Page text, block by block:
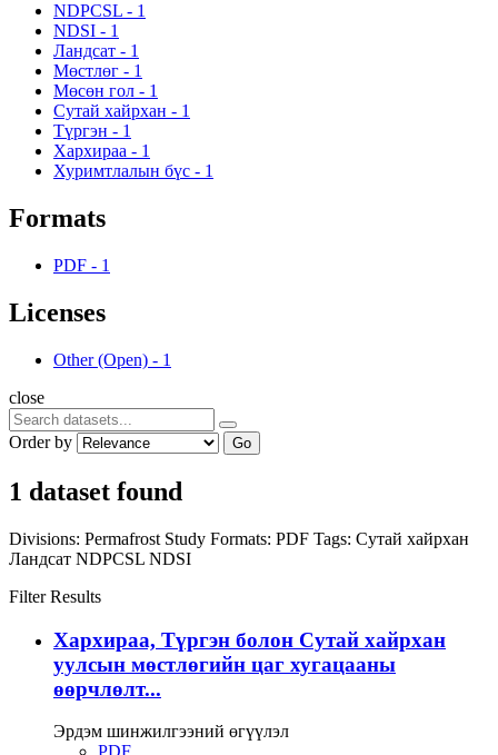
NDPCSL - 1
NDSI - 1
Ландсат - 1
Мөстлөг - 1
Мөсөн гол - 1
Сутай хайрхан - 1
Түргэн - 1
Хархираа - 1
Хуримтлалын бүс - 1
Formats
PDF - 1
Licenses
Other (Open) - 1
close
Order by Go
1 dataset found
Divisions: Permafrost Study Formats: PDF Tags: Сутай хайрхан
Ландсат NDPCSL NDSI
Filter Results
Хархираа, Түргэн болон Сутай хайрхан
уулсын мөстлөгийн цаг хугацааны
өөрчлөлт...
Эрдэм шинжилгээний өгүүлэл